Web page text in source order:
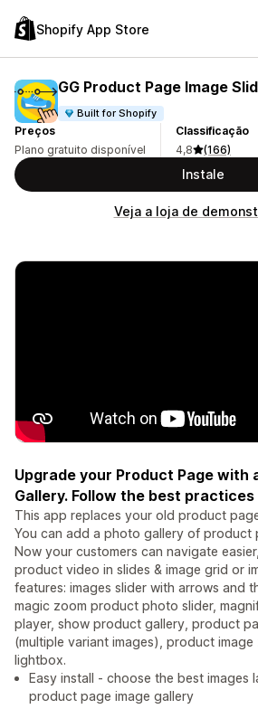
Shopify App Store
GG Product Page Image
Built for Shopify
Preços
Plano gratuito disponível
Classificação
4,8
(166)
Instale
Veja a loja de
Upgrade your Product Page with
Gallery. Follow the best practices
This app replaces your old product
You can add a photo gallery of product
Now your customers can navigate
product video in slides & image grid or
features: images slider with arrows and
magic zoom product photo slider,
player, show product gallery, product
(multiple variant images), product
lightbox.
Easy install - choose the best images
product page image gallery